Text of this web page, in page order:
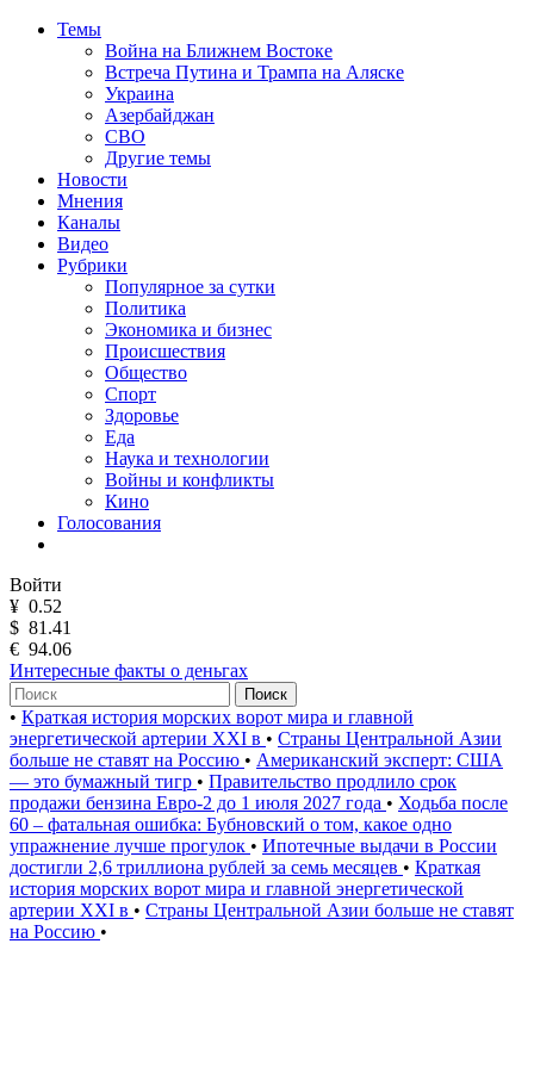
Темы
Война на Ближнем Востоке
Встреча Путина и Трампа на Аляске
Украина
Азербайджан
СВО
Другие темы
Новости
Мнения
Каналы
Видео
Рубрики
Популярное за сутки
Политика
Экономика и бизнес
Происшествия
Общество
Спорт
Здоровье
Еда
Наука и технологии
Войны и конфликты
Кино
Голосования
Войти
¥ 0.52
$ 81.41
€ 94.06
Интересные факты о деньгах
Поиск
• Краткая история морских ворот мира и главной
энергетической артерии XXI в • Страны Центральной Азии
больше не ставят на Россию • Американский эксперт: США
— это бумажный тигр • Правительство продлило срок
продажи бензина Евро-2 до 1 июля 2027 года • Ходьба после
60 – фатальная ошибка: Бубновский о том, какое одно
упражнение лучше прогулок • Ипотечные выдачи в России
достигли 2,6 триллиона рублей за семь месяцев • Краткая
история морских ворот мира и главной энергетической
артерии XXI в • Страны Центральной Азии больше не ставят
на Россию •